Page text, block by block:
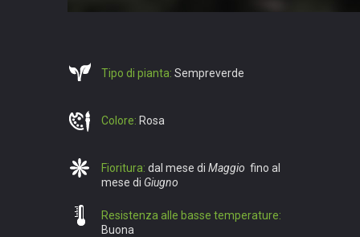
Tipo di pianta: Sempreverde
Colore: Rosa
Fioritura: dal mese di Maggio fino al
mese di Giugno
Resistenza alle basse temperature:
Buona